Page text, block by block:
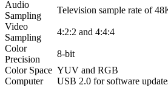
Audio
Sampling
Television sample rate of
Video
Sampling
4:2:2 and 4:4:4
Color
Precision
8-bit
Color Space YUV and RGB
Computer
USB 2.0 for software